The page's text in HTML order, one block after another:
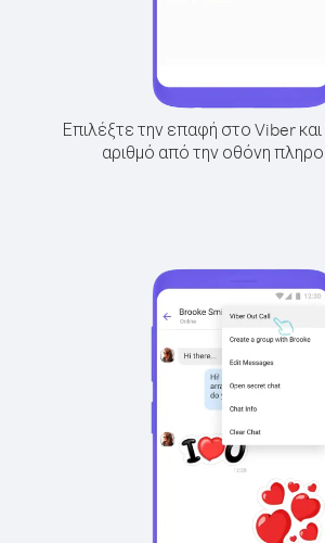
Επιλέξτε την επαφή στο Viber
αριθμό από την οθόνη